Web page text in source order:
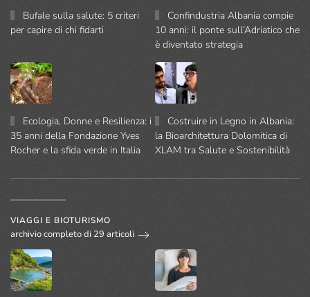
Bufale sulla salute: 5 criteri
per capire di chi fidarti
Confindustria Albania compie
10 anni: il ponte sull’Adriatico che
è diventato strategia
Ecologia, Donne e Resilienza: i
35 anni della Fondazione Yves
Rocher e la sfida verde in Italia
Costruire in Legno in Albania:
la Bioarchitettura Dolomitica di
XLAM tra Salute e Sostenibilità
VIAGGI E BIOTURISMO
archivio completo di 29 articoli